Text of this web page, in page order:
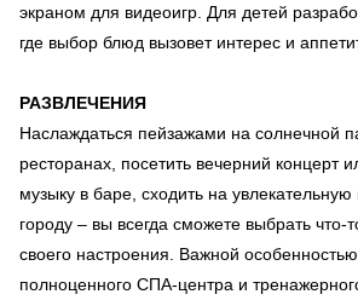
экраном для видеоигр. Для детей
где выбор блюд вызовет интерес и
РАЗВЛЕЧЕНИЯ
Наслаждаться пейзажами на солнечной
ресторанах, посетить вечерний концерт
музыку в баре, сходить на увлекательную
городу – вы всегда сможете выбрать что-
своего настроения. Важной
полноценного СПА-центра и